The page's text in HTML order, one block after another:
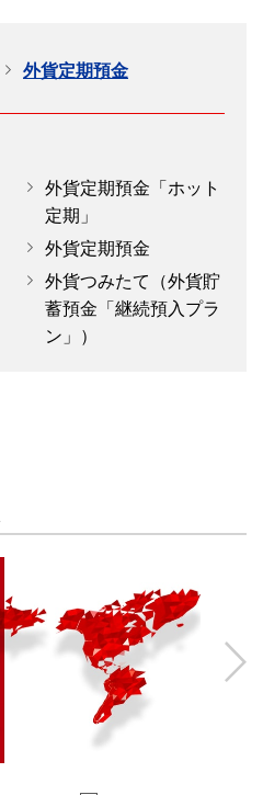
外貨定期預金
外貨定期預金「ホット
定期」
外貨定期預金
外貨つみたて（外貨貯
蓄預金「継続預入プラ
ン」）